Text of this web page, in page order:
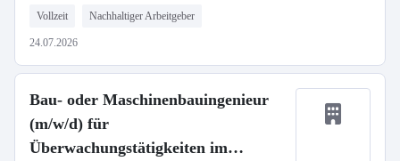
Vollzeit Nachhaltiger Arbeitgeber
24.07.2026
Bau- oder Maschinenbauingenieur
(m/w/d) für
Überwachungstätigkeiten im